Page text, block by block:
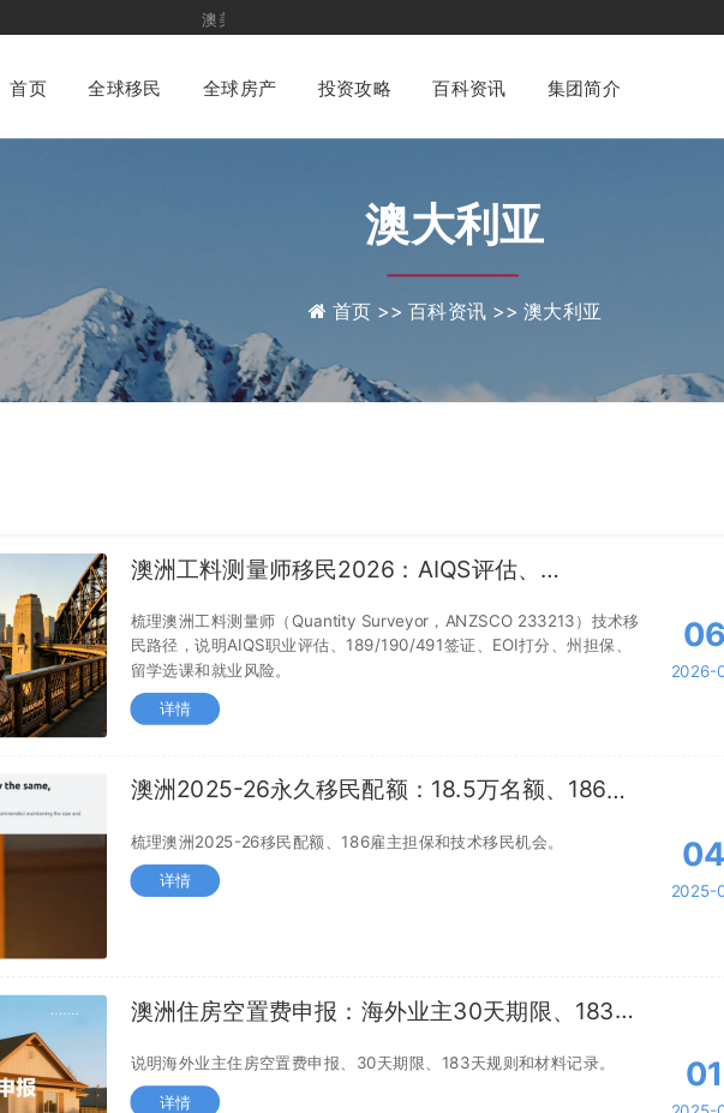
首页 全球移民 全球房产 投资攻略 百科资讯 集团简介
澳美家集团
澳大利亚
首页 >>百科资讯 >>澳大利亚
澳洲工料测量师移民2026：AIQS评估、
梳理澳洲工料测量师（Quantity Surveyor，ANZSCO 233213）技术移
民路径，说明AIQS职业评估、189/190/491签证、EOI打分、州担保、
留学选课和就业风险。
详情
06
2026-
澳洲2025-26永久移民配额：18.5万名额、186雇
梳理澳洲2025-26移民配额、186雇主担保和技术移民机会。
详情
04
2025-
澳洲住房空置费申报：海外业主30天期限、183天
说明海外业主住房空置费申报、30天期限、183天规则和材料记录。
详情
01